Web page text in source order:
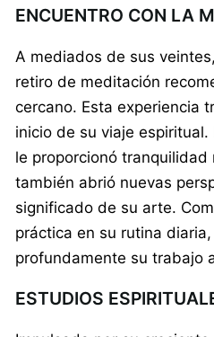
ENCUENTRO CON LA
A mediados de sus
retiro de meditación
cercano. Esta experiencia
inicio de su viaje
le proporcionó tranquilidad
también abrió nuevas
significado de su arte.
práctica en su rutina
profundamente su trabajo
ESTUDIOS